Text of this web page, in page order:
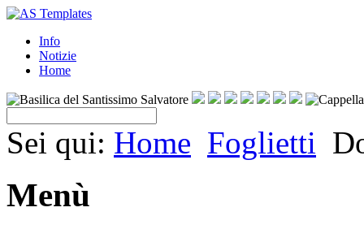
Info
Notizie
Home
Sei qui: Home Foglietti
Menù